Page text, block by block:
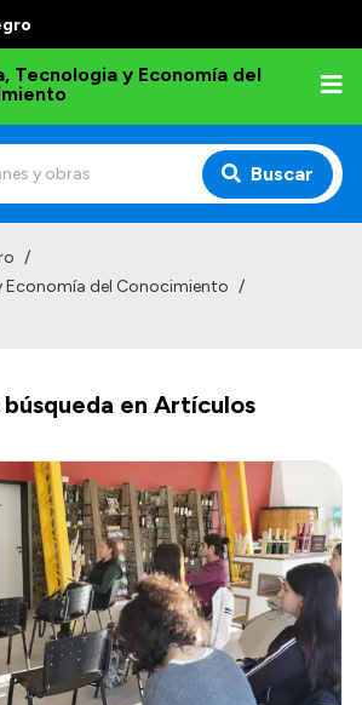
Tecnologia y Economía del
Buscar
/
Economía del Conocimiento /
en Artículos